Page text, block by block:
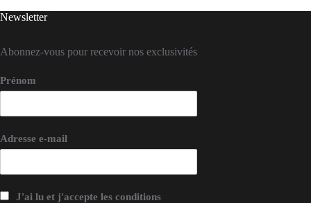
Newsletter
Abonnez-vous pour recevoir nos exclusivités
Prénom
Adresse e-mail
J'ai lu et j'accepte les conditions